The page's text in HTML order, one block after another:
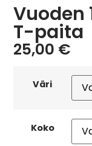
Vuoden
T-paita
25,00 €
Väri
Koko